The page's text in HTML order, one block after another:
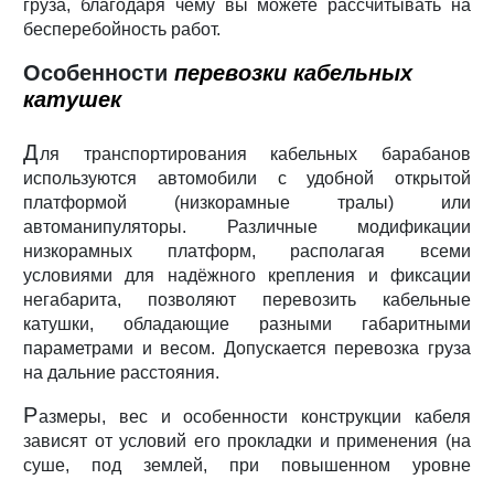
груза, благодаря чему вы можете рассчитывать на
бесперебойность работ.
Особенности перевозки кабельных
катушек
Для транспортирования кабельных барабанов
используются автомобили с удобной открытой
платформой (низкорамные тралы) или
автоманипуляторы. Различные модификации
низкорамных платформ, располагая всеми
условиями для надёжного крепления и фиксации
негабарита, позволяют перевозить кабельные
катушки, обладающие разными габаритными
параметрами и весом. Допускается перевозка груза
на дальние расстояния.
Размеры, вес и особенности конструкции кабеля
зависят от условий его прокладки и применения (на
суше, под землей, при повышенном уровне